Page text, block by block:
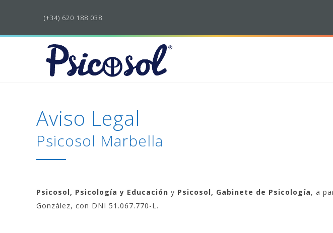
(+34) 620 188 038
Aviso Legal
Psicosol Marbella
Psicosol, Psicología y Educación y Psicosol, Gabinete de Psicología, a
González, con DNI 51.067.770-L.